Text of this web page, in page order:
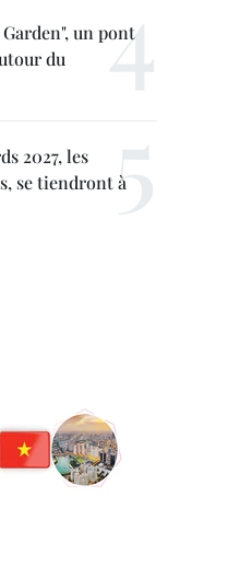
un pont
du
2027, les
se tiendront à